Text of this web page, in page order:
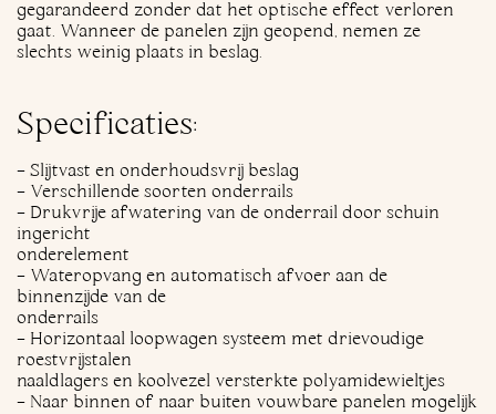
gegarandeerd zonder dat het optische effect verloren
gaat. Wanneer de panelen zijn geopend, nemen ze
slechts weinig plaats in beslag.
Specificaties:
- Slijtvast en onderhoudsvrij beslag
- Verschillende soorten onderrails
- Drukvrije afwatering van de onderrail door schuin
ingericht
onderelement
- Wateropvang en automatisch afvoer aan de
binnenzijde van de
onderrails
- Horizontaal loopwagen systeem met drievoudige
roestvrijstalen
naaldlagers en koolvezel versterkte polyamidewieltjes
- Naar binnen of naar buiten vouwbare panelen mogelijk